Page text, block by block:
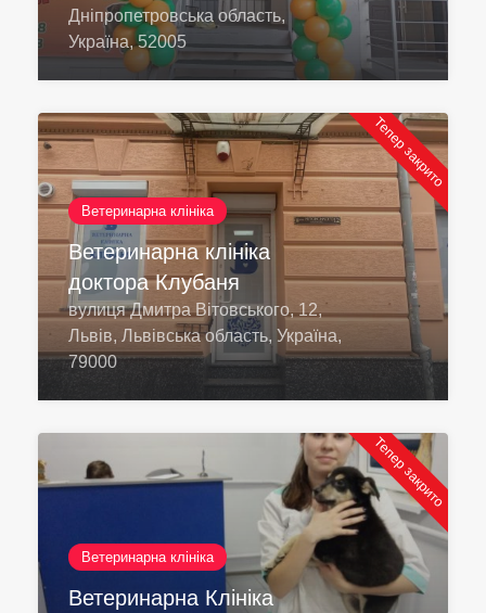
Дніпропетровська область,
Україна, 52005
Тепер закрито
Ветеринарна клініка
Ветеринарна клініка
доктора Клубаня
вулиця Дмитра Вітовського, 12,
Львів, Львівська область, Україна,
79000
Тепер закрито
Ветеринарна клініка
Ветеринарна Клініка